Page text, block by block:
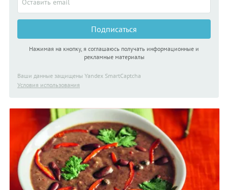
Подписаться
Нажимая на кнопку, я соглашаюсь получать информационные и
рекламные материалы
Ваши данные защищены Yandex SmartCaptcha
Условия использования